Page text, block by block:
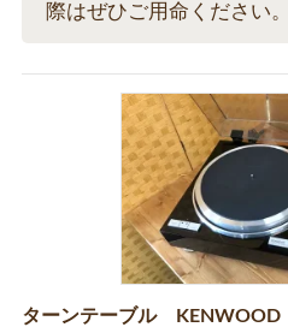
際はぜひご用命ください。
ターンテーブル